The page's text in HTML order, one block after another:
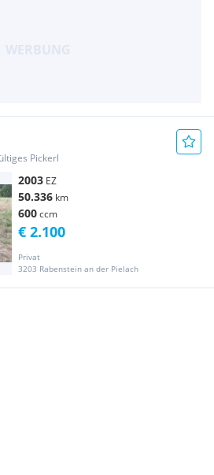
Pickerl
2003 EZ
50.336 km
600ccm
Privat
3203 Rabenstein an der Pielach
€ 2.100